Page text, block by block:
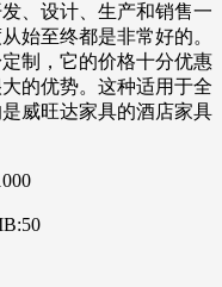
、设计、生产和销售一
始至终都是非常好的。
制，它的价格十分优惠
的优势。这种适用于全
威旺达家具的酒店家具